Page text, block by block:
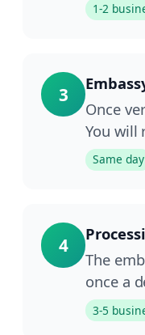
1-2
3
Once
You will
Same day
4
The
once a
3-5